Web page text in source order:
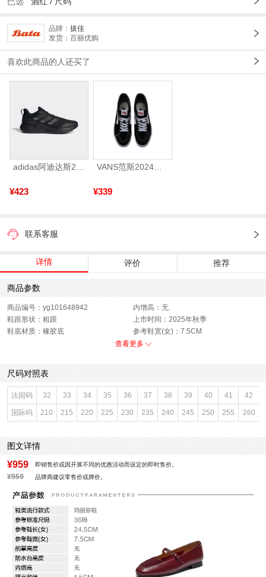
品牌： 拔佳
发货：百丽优购
喜欢此商品的人还买了
¥423 ¥339
联系客服
详情 评价 推荐
商品参数
商品编号：yg101648942
内增高：无
鞋跟形状：粗跟
上市时间：2025年秋季
鞋底材质：橡胶底
参考鞋宽(女)：7.5CM
鞋类流行款式：玛丽珍鞋
前掌高度：无
款式季节：秋季
配跟：无
鞋垫材质：羊皮革
鞋头款式：圆头
鞋面材质：牛毛皮,羊皮革
鞋面图案：纯色
参考鞋长(女)：24.5CM
制鞋工艺：胶贴皮鞋
跟高数值：1.5CM
里料材质：人造革,织物面料,猪皮革
防水台高度：无
风格：休闲
查看更多
尺码对照表
法国码 32 33 34 35 36 37 38 39 40 41 42
国际码 210 215 220 225 230 235 240 245 250 255 260
图文详情
¥959 即销售价或因开展不同的优惠活动而设定的即时售价。
¥959 品牌商建议零售价或牌价。